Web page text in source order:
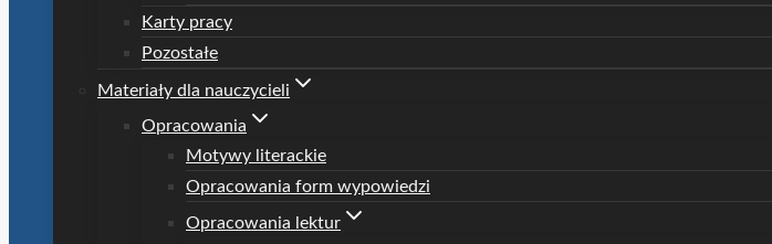
Karty pracy
Pozostałe
Materiały dla nauczycieli
Opracowania
Motywy literackie
Opracowania form wypowiedzi
Opracowania lektur